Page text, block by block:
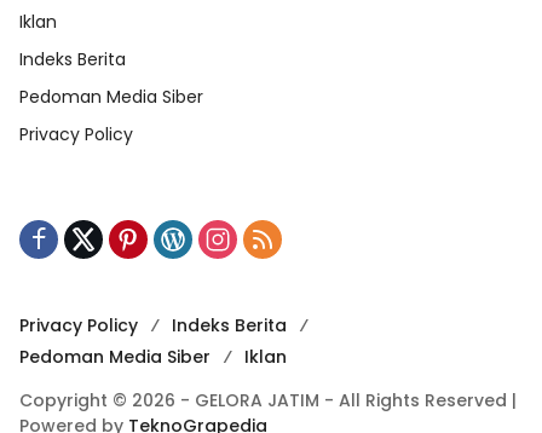
Iklan
Indeks Berita
Pedoman Media Siber
Privacy Policy
Privacy Policy
Indeks Berita
Pedoman Media Siber
Iklan
Copyright © 2026 - GELORA JATIM - All Rights Reserved |
Powered by TeknoGrapedia